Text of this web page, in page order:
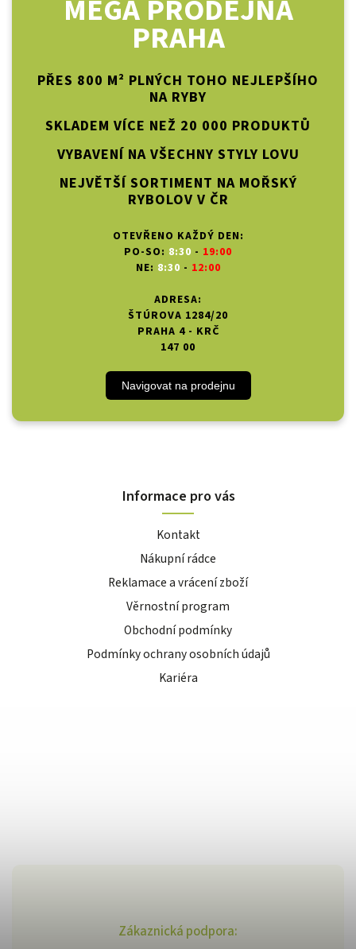
Zákaznická podpora:
MEGA PRODEJNA
PRAHA
PŘES 800 M² PLNÝCH TOHO NEJLEPŠÍHO
NA RYBY
SKLADEM VÍCE NEŽ 20 000 PRODUKTŮ
VYBAVENÍ NA VŠECHNY STYLY LOVU
NEJVĚTŠÍ SORTIMENT NA MOŘSKÝ
RYBOLOV V ČR
OTEVŘENO KAŽDÝ DEN:
PO-SO: 8:30 - 19:00
NE: 8:30 - 12:00
ADRESA:
ŠTÚROVA 1284/20
PRAHA 4 - KRČ
147 00
Navigovat na prodejnu
Informace pro vás
Kontakt
Nákupní rádce
Reklamace a vrácení zboží
Věrnostní program
Obchodní podmínky
Podmínky ochrany osobních údajů
Kariéra